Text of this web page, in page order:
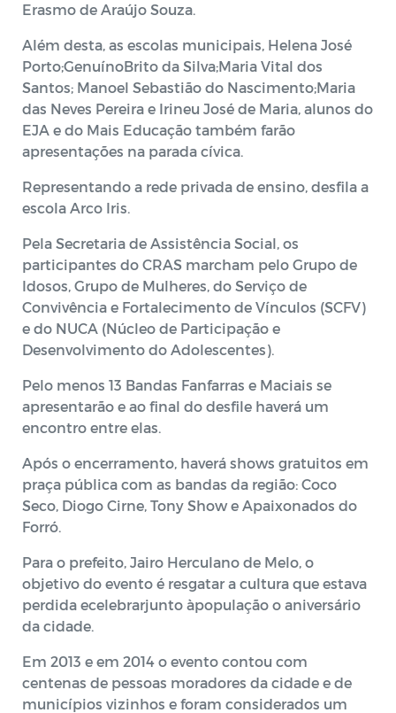
Erasmo de Araújo Souza.
Além desta, as escolas municipais, Helena José
Porto;GenuínoBrito da Silva;Maria Vital dos
Santos; Manoel Sebastião do Nascimento;Maria
das Neves Pereira e Irineu José de Maria, alunos do
EJA e do Mais Educação também farão
apresentações na parada cívica.
Representando a rede privada de ensino, desfila a
escola Arco Iris.
Pela Secretaria de Assistência Social, os
participantes do CRAS marcham pelo Grupo de
Idosos, Grupo de Mulheres, do Serviço de
Convivência e Fortalecimento de Vínculos (SCFV)
e do NUCA (Núcleo de Participação e
Desenvolvimento do Adolescentes).
Pelo menos 13 Bandas Fanfarras e Maciais se
apresentarão e ao final do desfile haverá um
encontro entre elas.
Após o encerramento, haverá shows gratuitos em
praça pública com as bandas da região: Coco
Seco, Diogo Cirne, Tony Show e Apaixonados do
Forró.
Para o prefeito, Jairo Herculano de Melo, o
objetivo do evento é resgatar a cultura que estava
perdida ecelebrarjunto àpopulação o aniversário
da cidade.
Em 2013 e em 2014 o evento contou com
centenas de pessoas moradores da cidade e de
municípios vizinhos e foram considerados um